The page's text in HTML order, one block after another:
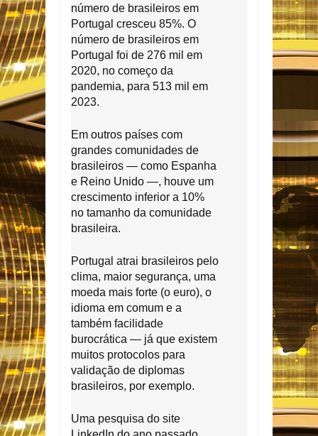
número de brasileiros em
Portugal cresceu 85%. O
número de brasileiros em
Portugal foi de 276 mil em
2020, no começo da
pandemia, para 513 mil em
2023.
Em outros países com
grandes comunidades de
brasileiros — como Espanha
e Reino Unido —, houve um
crescimento inferior a 10%
no tamanho da comunidade
brasileira.
Portugal atrai brasileiros pelo
clima, maior segurança, uma
moeda mais forte (o euro), o
idioma em comum e a
também facilidade
burocrática — já que existem
muitos protocolos para
validação de diplomas
brasileiros, por exemplo.
Uma pesquisa do site